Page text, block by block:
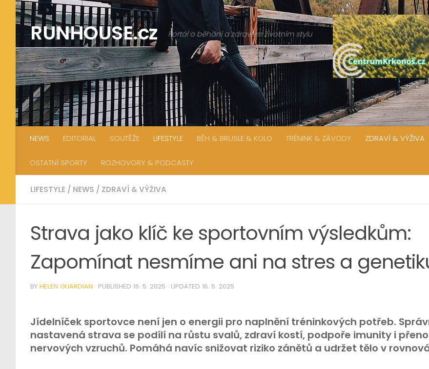
Skip to content
RUNHOUSE.cz Portál o běhání a zdravém životním stylu
NEWS EDITORIAL SOUTĚŽE LIFESTYLE BĚH & BRUSLE & KOLO TRÉNINK & ZÁVODY ZDRAVÍ & VÝŽIVA
OSTATNÍ SPORTY ROZHOVORY & PODCASTY
LIFESTYLE / NEWS / ZDRAVÍ & VÝŽIVA
Strava jako klíč ke sportovním výsledkům:
Zapomínat nesmíme ani na stres a
BY HELEN GUARDIAN · PUBLISHED 16. 5. 2025 · UPDATED 16. 5. 2025
Jídelníček sportovce není jen o energii pro naplnění tréninkových potřeb.
nastavená strava se podílí na růstu svalů, zdraví kostí, podpoře imunity i
nervových vzruchů. Pomáhá navíc snižovat riziko zánětů a udržet tělo v